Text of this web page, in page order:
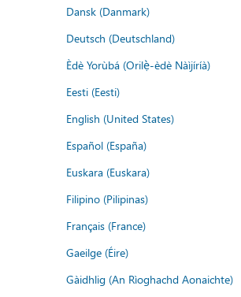
Dansk (Danmark)
Deutsch (Deutschland)
Èdè Yorùbá (Orilẹ̀-èdè Nàìjíríà)
Eesti (Eesti)
English (United States)
Español (España)
Euskara (Euskara)
Filipino (Pilipinas)
Français (France)
Gaeilge (Éire)
Gàidhlig (An Rìoghachd Aonaichte)